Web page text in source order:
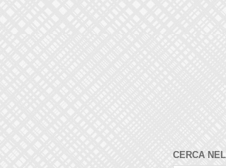
CERCA